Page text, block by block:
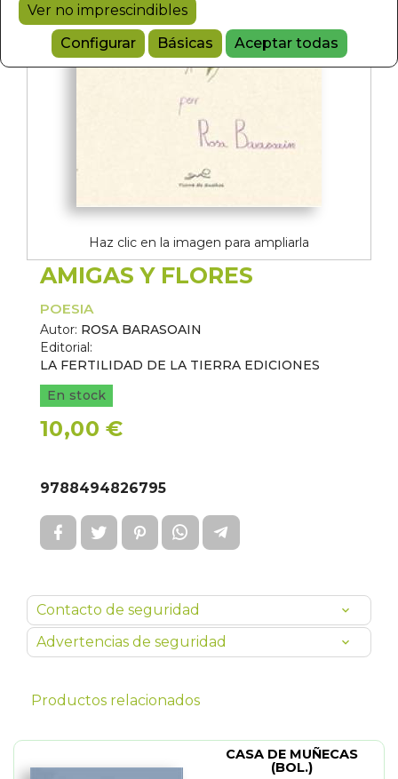
Ver no imprescindibles
Configurar
Básicas Aceptar todas
Haz clic en la imagen para ampliarla
AMIGAS Y FLORES
POESIA
Autor: ROSA BARASOAIN
Editorial:
LA FERTILIDAD DE LA TIERRA EDICIONES
En stock
10,00 €
9788494826795
Contacto de seguridad
Advertencias de seguridad
Productos relacionados
CASA DE MUÑECAS
(BOL.)